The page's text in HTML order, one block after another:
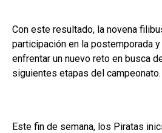
Con este resultado, la novena
participación en la postemporada
enfrentar un nuevo reto en busca
siguientes etapas del campeonato.
Este fin de semana, los Piratas